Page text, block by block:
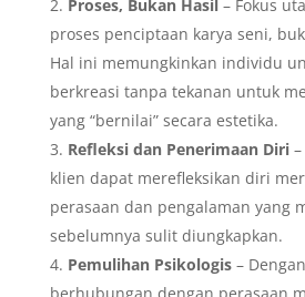
Proses, Bukan Hasil– Fokus
proses penciptaan karya seni,
Hal ini memungkinkan individu
berkreasi tanpa tekanan untuk
yang “bernilai” secara estetika.
Refleksi dan Penerimaan Diri–
klien dapat merefleksikan diri
perasaan dan pengalaman yang
sebelumnya sulit diungkapkan.
Pemulihan Psikologis–